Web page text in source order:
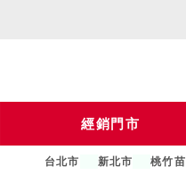
經銷門市
台北市 新北市 桃竹苗